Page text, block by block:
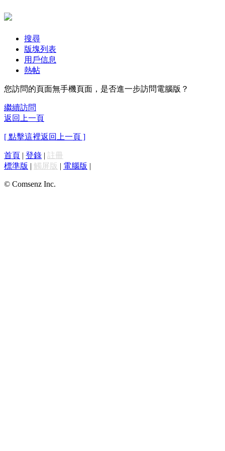
搜尋
版塊列表
用戶信息
熱帖
您訪問的頁面無手機頁面，是否進一步訪問電腦版？
繼續訪問
返回上一頁
[ 點擊這裡返回上一頁 ]
首頁 | 登錄 | 註冊
標準版 | 觸屏版 | 電腦版 |
© Comsenz Inc.